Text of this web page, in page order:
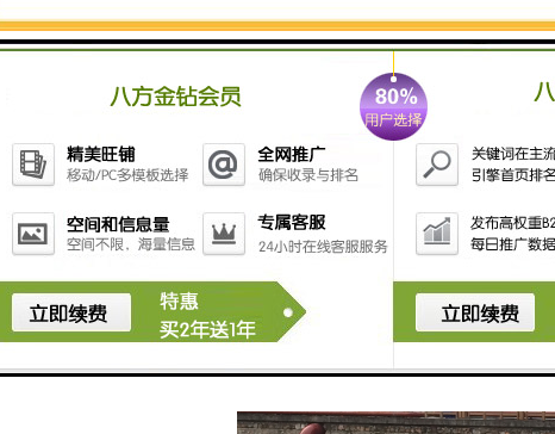
绿水青山就是金山银山，为了保护环境，必须采取措施保护水资源。水资源充分利用
等需要的氮磷等营养物质大量进入水体，引起藻类及其他浮游生物迅速繁殖，水体中溶